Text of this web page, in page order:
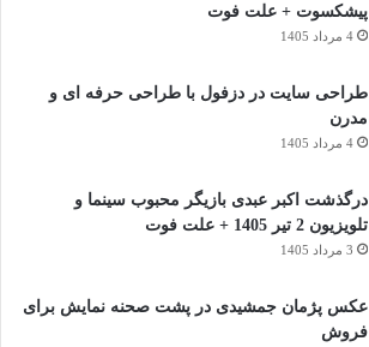
پیشکسوت + علت فوت
4 مرداد 1405
طراحی سایت در دزفول با طراحی حرفه‌ ای و
مدرن
4 مرداد 1405
درگذشت اکبر عبدی بازیگر محبوب سینما و
تلویزیون 2 تیر 1405 + علت فوت
3 مرداد 1405
عکس پژمان جمشیدی در پشت صحنه نمایش برای
فروش